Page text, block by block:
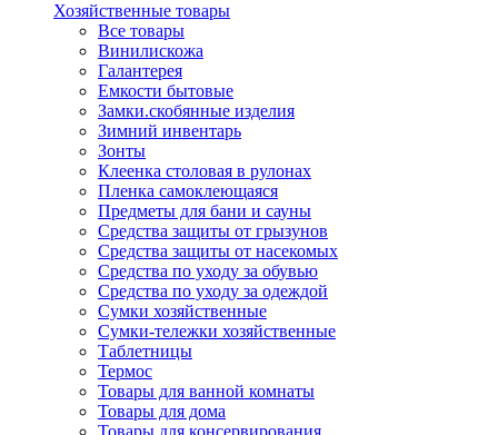
Хозяйственные товары
Все товары
Винилискожа
Галантерея
Емкости бытовые
Замки.скобянные изделия
Зимний инвентарь
Зонты
Клеенка столовая в рулонах
Пленка самоклеющаяся
Предметы для бани и сауны
Средства защиты от грызунов
Средства защиты от насекомых
Средства по уходу за обувью
Средства по уходу за одеждой
Сумки хозяйственные
Сумки-тележки хозяйственные
Таблетницы
Термос
Товары для ванной комнаты
Товары для дома
Товары для консервирования